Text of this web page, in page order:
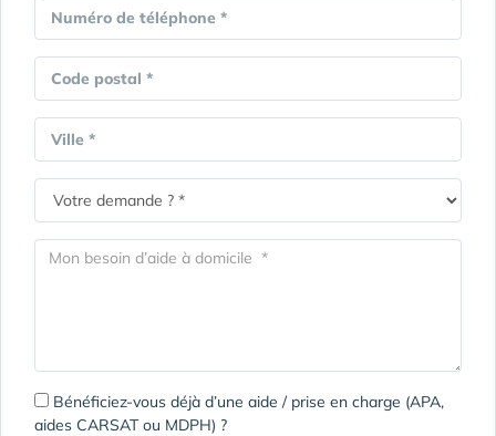
Numéro de téléphone *
Code postal *
Ville *
Bénéficiez-vous déjà d’une aide / prise en charge (APA,
aides CARSAT ou MDPH) ?